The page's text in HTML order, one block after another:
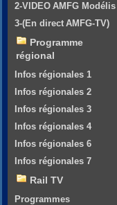
2-VIDEO AMFG Modélis
3-(En direct AMFG-TV)
Programme
régional
Infos régionales 1
Infos régionales 2
Infos régionales 3
Infos régionales 4
Infos régionales 6
Infos régionales 7
Rail TV
Programmes